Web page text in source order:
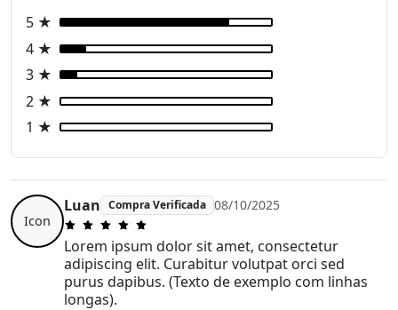
5 ★
4 ★
3 ★
2 ★
1 ★
Icon
Luan Compra Verificada 08/10/2025
Lorem ipsum dolor sit amet, consectetur
adipiscing elit. Curabitur volutpat orci sed
purus dapibus. (Texto de exemplo com linhas
longas).